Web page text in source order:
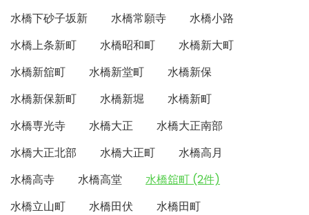
水橋下砂子坂新
水橋常願寺
水橋小路
水橋上条新町
水橋昭和町
水橋新大町
水橋新舘町
水橋新堂町
水橋新保
水橋新保新町
水橋新堀
水橋新町
水橋専光寺
水橋大正
水橋大正南部
水橋大正北部
水橋大正町
水橋高月
水橋高寺
水橋高堂
水橋舘町 (2件)
水橋立山町
水橋田伏
水橋田町